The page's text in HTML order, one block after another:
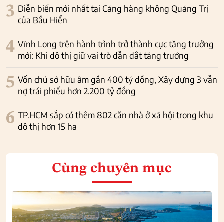
3 Diễn biến mới nhất tại Cảng hàng không Quảng Trị
của Bầu Hiển
4 Vĩnh Long trên hành trình trở thành cực tăng trưởng
mới: Khi đô thị giữ vai trò dẫn dắt tăng trưởng
5 Vốn chủ sở hữu âm gần 400 tỷ đồng, Xây dựng 3 vẫn
nợ trái phiếu hơn 2.200 tỷ đồng
6 TP.HCM sắp có thêm 802 căn nhà ở xã hội trong khu
đô thị hơn 15 ha
Cùng chuyên mục